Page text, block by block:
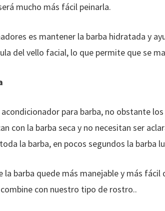
mucho más fácil peinarla.
es mantener la barba hidratada y
del vello facial, lo que permite que se
para barba, no obstante
con la barba seca y no necesitan ser
la barba, en pocos segundos la barba
barba quede más manejable y más fácil
con nuestro tipo de rostro..